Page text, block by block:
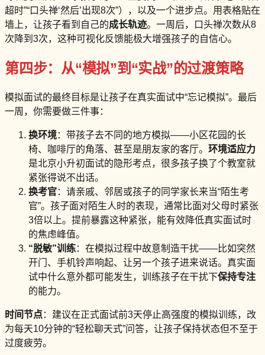
超时”“口头禅‘然后’出现8次”），以及一个进步点。用表格贴在
墙上，让孩子看到自己的成长轨迹。一周后，口头禅次数从8
次降到3次，这种可视化反馈能极大增强孩子的自信心。
第四步：从“模拟”到“实战”的过渡策略
模拟面试的最终目标是让孩子在真实面试中“忘记模拟”。最后
一周，你需要做三件事：
换环境：带孩子去不同的地方模拟——小区花园的长
椅、咖啡厅的角落、甚至是朋友家的客厅。 环境适应力
是北京小升初面试的隐形考点，很多孩子换了个教室就
紧张得说不出话。
换考官：请亲戚、邻居或孩子的同学家长来当“陌生考
官”。孩子面对陌生人时的表现，通常比面对父母时紧张
3倍以上。提前暴露这种紧张，能有效降低真实面试时
的焦虑峰值。
“脱敏”训练：在模拟过程中故意制造干扰——比如突然
开门、手机铃声响起、让另一个孩子进来说话。真实面
试中什么意外都可能发生，训练孩子在干扰下保持专注
的能力。
时间节点：建议在正式面试前3天停止高强度的模拟训练，改
为每天10分钟的“轻松聊天式”问答，让孩子保持状态但不至于
过度疲劳。